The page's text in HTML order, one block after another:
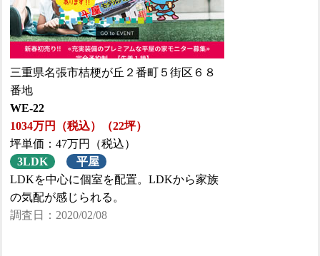
三重県名張市桔梗が丘２番町５街区６８
番地
WE-22
1034万円（税込）（22坪）
坪単価：47万円（税込）
3LDK
平屋
LDKを中心に個室を配置。LDKから家族
の気配が感じられる。
調査日：2020/02/08